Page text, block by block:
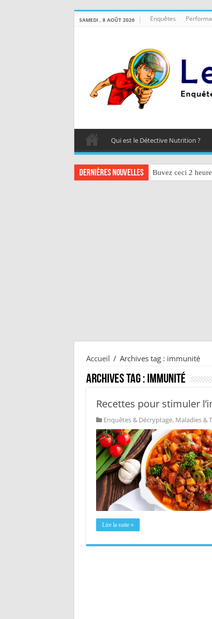
SAMEDI , 8 AOÛT 2026 Enquêtes
Qui est le Détective Nutrition ?
Dernières nouvelles Buvez ceci 2
Accueil / Archives tag : immunité
Archives tag : immunité
Recettes pour stimuler
Enquêtes & Décryptage, Maladies &
Lire la suite »